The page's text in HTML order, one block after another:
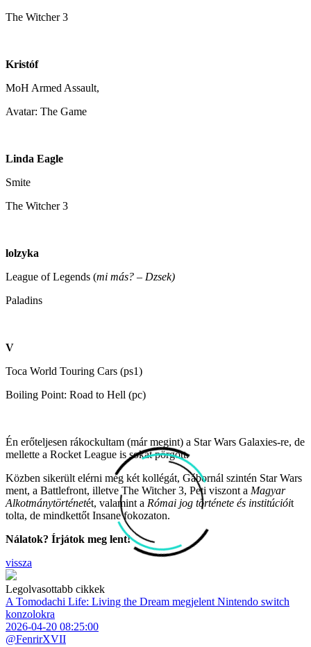
The Witcher 3
Kristóf
MoH Armed Assault,
Avatar: The Game
Linda Eagle
Smite
The Witcher 3
lolzyka
League of Legends (mi más? – Dzsek)
Paladins
V
Toca World Touring Cars (ps1)
Boiling Point: Road to Hell (pc)
Én erőteljesen rákockultam (már megint) a Star Wars Galaxies-re, de
mellette a Rocket League is sokat pörgött.
Közben sikerült elérni még két kollégát, Gábornál szintén Star Wars
ment, a Battlefront, illetve The Witcher 3, Peti viszont a Magyar
Alkotmánytörténetét, valamint a Római jog története és institúcióit
tolta, de mindkettőt Insane fokozaton.
Nálatok? Írjátok meg lent!
vissza
Legolvasottabb cikkek
A Tomodachi Life: Living the Dream megjelent Nintendo switch
konzolokra
2026-04-20 08:25:00
@FenrirXVII